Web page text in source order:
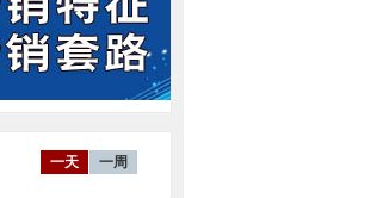
一天 一周